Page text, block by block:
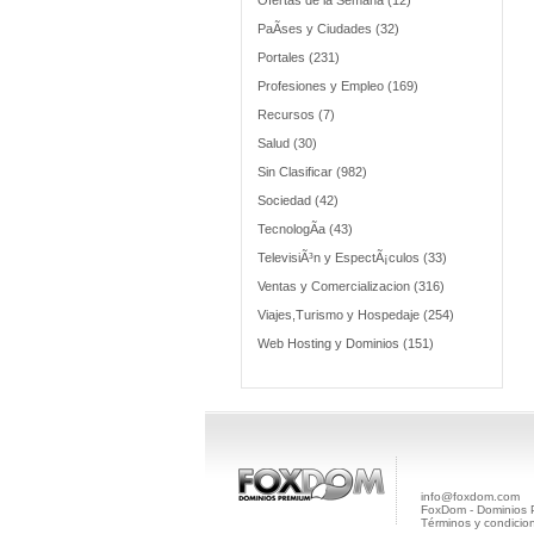
PaÃ­ses y Ciudades (32)
Portales (231)
Profesiones y Empleo (169)
Recursos (7)
Salud (30)
Sin Clasificar (982)
Sociedad (42)
TecnologÃ­a (43)
TelevisiÃ³n y EspectÃ¡culos (33)
Ventas y Comercializacion (316)
Viajes,Turismo y Hospedaje (254)
Web Hosting y Dominios (151)
info@foxdom.com
FoxDom - Dominios
Términos y